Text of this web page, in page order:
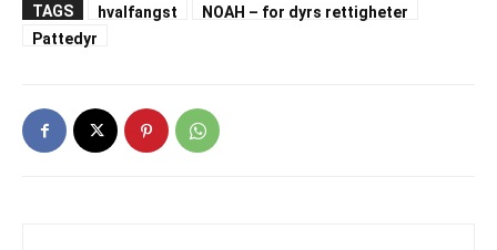
TAGS hvalfangst
NOAH – for dyrs rettigheter
Pattedyr